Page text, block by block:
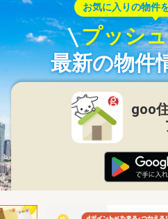
お気に入りの物件
プッシ
最新の物件
goo